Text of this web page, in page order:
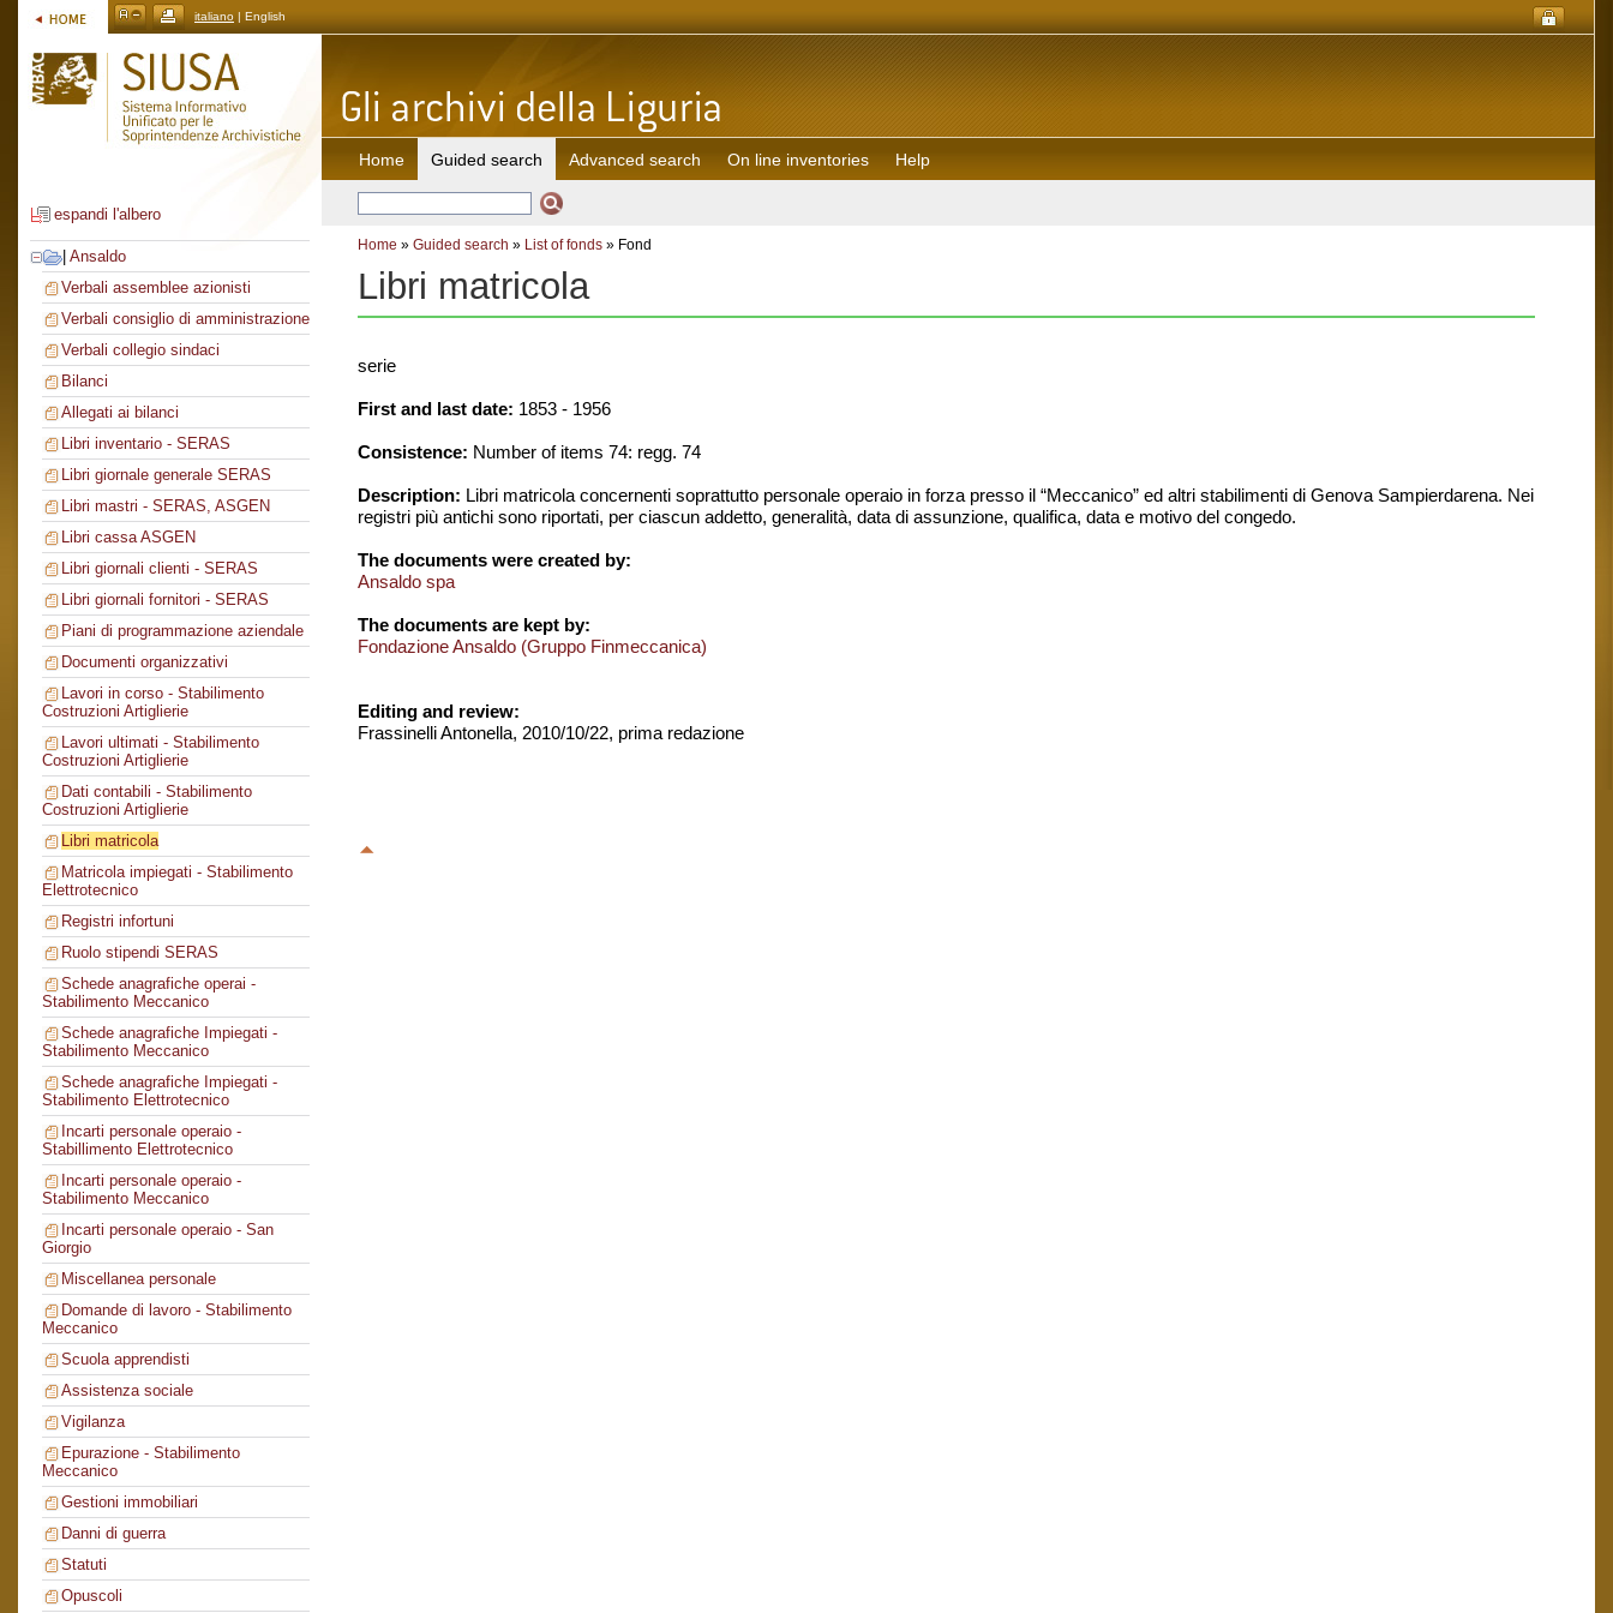
italiano | English
espandi l'albero
Ansaldo
Verbali assemblee azionisti
Verbali consiglio di amministrazione
Verbali collegio sindaci
Bilanci
Allegati ai bilanci
Libri inventario - SERAS
Libri giornale generale SERAS
Libri mastri - SERAS, ASGEN
Libri cassa ASGEN
Libri giornali clienti - SERAS
Libri giornali fornitori - SERAS
Piani di programmazione aziendale
Documenti organizzativi
Lavori in corso - Stabilimento
Costruzioni Artiglierie
Lavori ultimati - Stabilimento
Costruzioni Artiglierie
Dati contabili - Stabilimento
Costruzioni Artiglierie
Libri matricola
Matricola impiegati - Stabilimento
Elettrotecnico
Registri infortuni
Ruolo stipendi SERAS
Schede anagrafiche operai -
Stabilimento Meccanico
Schede anagrafiche Impiegati -
Stabilimento Meccanico
Schede anagrafiche Impiegati -
Stabilimento Elettrotecnico
Incarti personale operaio -
Stabillimento Elettrotecnico
Incarti personale operaio -
Stabilimento Meccanico
Incarti personale operaio - San
Giorgio
Miscellanea personale
Domande di lavoro - Stabilimento
Meccanico
Scuola apprendisti
Assistenza sociale
Vigilanza
Epurazione - Stabilimento
Meccanico
Gestioni immobiliari
Danni di guerra
Statuti
Opuscoli
Home Guided search Advanced search On line inventories Help
Home » Guided search » List of fonds » Fond
Libri matricola
serie
First and last date: 1853 - 1956
Consistence: Number of items 74: regg. 74
Description: Libri matricola concernenti soprattutto personale operaio in forza presso il “Meccanico” ed altri stabilimenti di Genova Sampierdarena. Nei
registri più antichi sono riportati, per ciascun addetto, generalità, data di assunzione, qualifica, data e motivo del congedo.
The documents were created by:
Ansaldo spa
The documents are kept by:
Fondazione Ansaldo (Gruppo Finmeccanica)
Editing and review:
Frassinelli Antonella, 2010/10/22, prima redazione